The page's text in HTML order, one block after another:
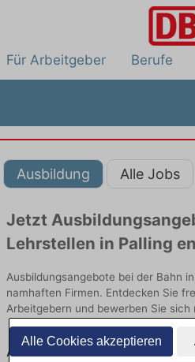
Alle Cookies akzeptieren
Für Arbeitgeber Berufe
Ausbildung Alle Jobs
Jetzt
Lehrstellen in Palling
Ausbildungsangebote bei der Bahn
namhaften Firmen. Entdecken Sie
Arbeitgebern und bewerben Sie sich
Ausbildung in Palling